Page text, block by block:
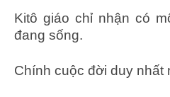
Kitô giáo chỉ nhận có
đang sống.
Chính cuộc đời duy nhất